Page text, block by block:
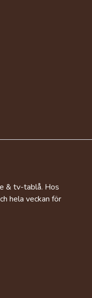
& tv-tablå. Hos
hela veckan för